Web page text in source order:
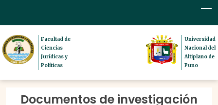
Facultad de
Ciencias
Jurídicas y
Políticas
Universidad
Nacional del
Altiplano de
Puno
Documentos de investigación